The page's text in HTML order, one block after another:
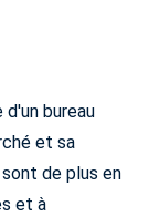
d'un bureau
et sa
de plus en
et à